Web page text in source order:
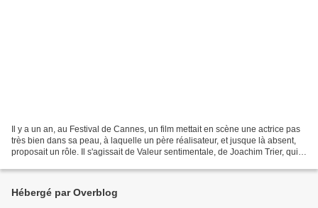
Il y a un an, au Festival de Cannes, un film mettait en scène une actrice pas
très bien dans sa peau, à laquelle un père réalisateur, et jusque là absent,
proposait un rôle. Il s'agissait de Valeur sentimentale, de Joachim Trier, qui
Hébergé par Overblog